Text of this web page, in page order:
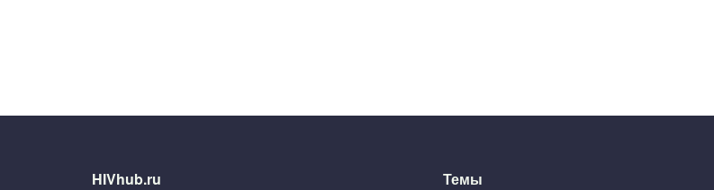
HIVhub.ru Темы